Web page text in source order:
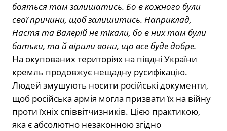
бояться там залишатись. Бо в кожного були
свої причини, щоб залишитись. Наприклад,
Настя та Валерій не тікали, бо в них там були
батьки, та й вірили вони, що все буде добре.
На окупованих територіях на півдні України
кремль продовжує нещадну русифікацію.
Людей змушують носити російські документи,
щоб російська армія могла призвати їх на війну
проти їхніх співвітчизників. Цією практикою,
яка є абсолютно незаконною згідно